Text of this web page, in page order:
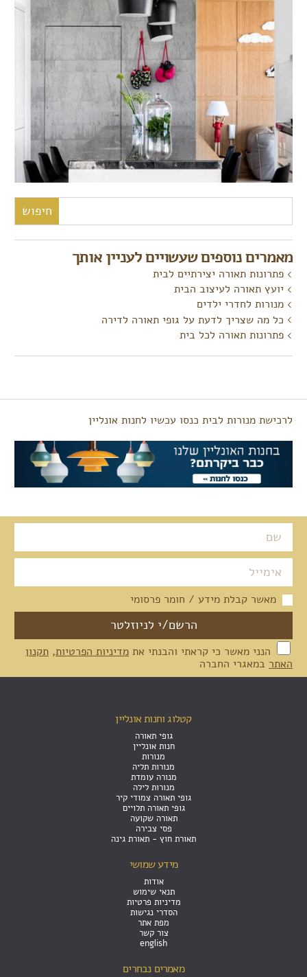
חיפוש:
מאמרים נוספים שעשויים לעניין אותך
פתרונות תאורה יצירתיים לבית
יועץ תאורה לעיצוב הבית
מנורות לחדרי ילדים
כל מה שצריך לדעת על גופי תאורה לדירה
פתרונות תאורה לכל בית
לרכישת מנורות לבית כנסו עכשיו לחנות אונליין
מאשר קבלת מידע / חומר פרסומי
הנני מאשר כי קראתי והבנתי את מדיניות הפרטיות, תקנון
האתר במאגרי החברה
קטלוג וחנות אונליין
גופי תאורה
חנות אונליין
מנורות
מנורות תליה
מנורה עומדת
מנורות לילה
גופי תאורה צמודי קיר
גופי תאורה תלויים
תאורה שקועה
פסי צבירה
תאורת חוץ - תאורת גינה
מידע שמושי
אודות
תנאי שימוש
מדיניות פרטיות
הסדרי נגישות
מפת אתר
צור קשר
english
מאמרים נבחרים